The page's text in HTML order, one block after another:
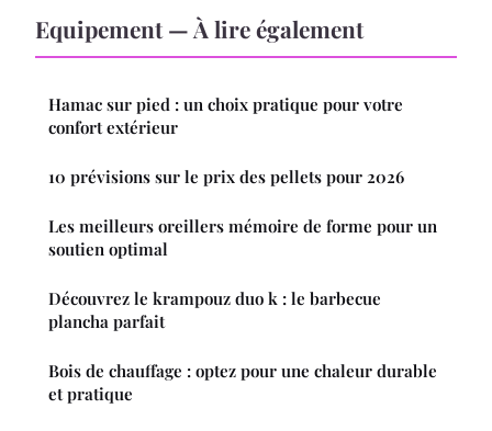
Equipement — À lire également
Hamac sur pied : un choix pratique pour votre
confort extérieur
10 prévisions sur le prix des pellets pour 2026
Les meilleurs oreillers mémoire de forme pour un
soutien optimal
Découvrez le krampouz duo k : le barbecue
plancha parfait
Bois de chauffage : optez pour une chaleur durable
et pratique